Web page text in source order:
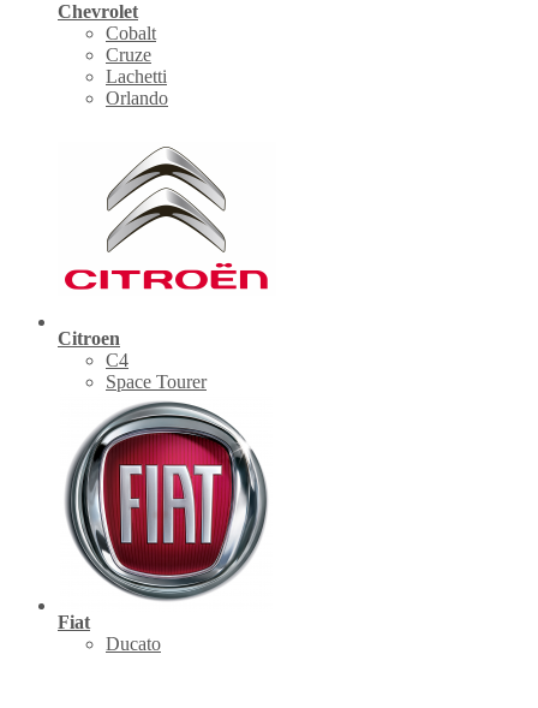
Chevrolet
Cobalt
Cruze
Lachetti
Orlando
Citroen
C4
Space Tourer
Fiat
Ducato